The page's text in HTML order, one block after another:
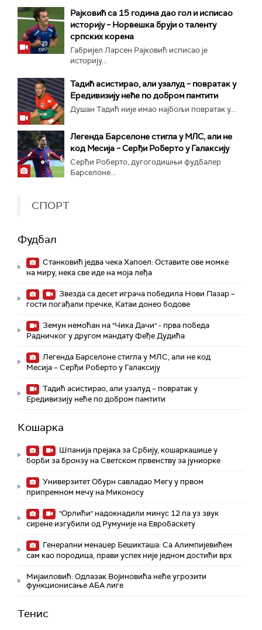
Рајковић са 15 година дао гол и исписао
историју – Норвешка бруји о таленту
српских корена
Габријел Ларсен Рајковић исписао је
историју...
Тадић асистирао, али узалуд – повратак у
Ередивизију неће по добром памтити
Душан Тадић није имао најбољи повратак у...
Легенда Барселоне стигла у МЛС, али не
код Месија – Серђи Роберто у Галаксију
Серђи Роберто, дугогодишњи фудбалер
Барселоне...
СПОРТ
Фудбал
Станковић једва чека Хапоел: Оставите ове момке
на миру, нека све иде на моја леђа
Звезда са десет играча победила Нови Пазар –
гости погађали пречке, Катаи донео бодове
Земун немоћан на "Чика Дачи" - прва победа
Радничког у другом мандату Феђе Дудића
Легенда Барселоне стигла у МЛС, али не код
Месија – Серђи Роберто у Галаксију
Тадић асистирао, али узалуд – повратак у
Ередивизију неће по добром памтити
Кошарка
Шпанија прејакa за Србију, кошаркашице у
борби за бронзу на Светском првенству за јуниорке
Универзитет Обурн савладао Мегу у првом
припремном мечу на Миконосу
"Орлићи" надокнадили минус 12 па уз звук
сирене изгубили од Румуније на Евробаскету
Генерални менаџер Бешикташа: Са Алимпијевићем
сам као породица, прави успех није једном достићи врх
Мијаиловић: Одлазак Војиновића неће угрозити
функционисање АБА лиге
Тенис